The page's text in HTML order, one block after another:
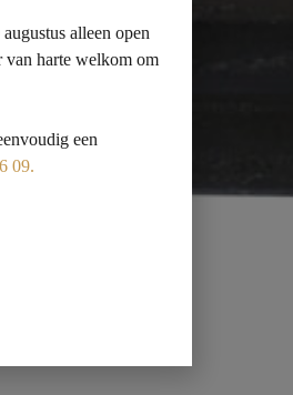
alleen open
van harte welkom om
een
09.